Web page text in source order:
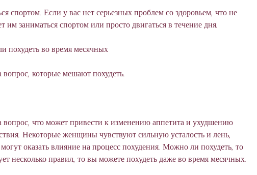
спортом. Если у вас нет серьезных проблем со здоровьем, что не
им заниматься спортом или просто двигаться в течение дня.
похудеть во время месячных
вопрос, которые мешают похудеть.
вопрос, что может привести к изменению аппетита и ухудшению
Некоторые женщины чувствуют сильную усталость и лень,
оказать влияние на процесс похудения. Можно ли похудеть, то
несколько правил, то вы можете похудеть даже во время месячных.